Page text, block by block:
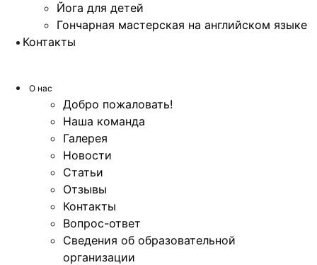
Йога для детей
Гончарная мастерская на английском языке
Контакты
О нас
Добро пожаловать!
Наша команда
Галерея
Новости
Статьи
Отзывы
Контакты
Вопрос-ответ
Сведения об образовательной
организации